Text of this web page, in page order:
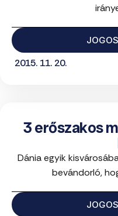
2015. 11. 20.
3 erőszakos
Dánia egyik
bevándorló,